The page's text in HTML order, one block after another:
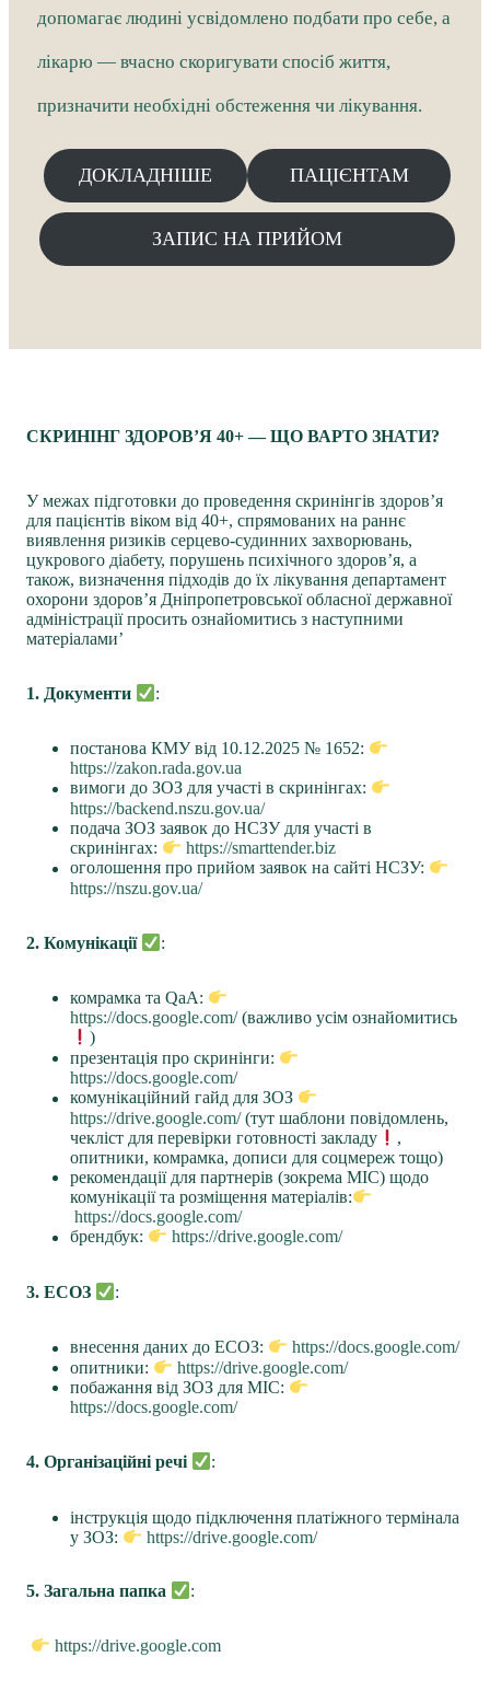
допомагає людині усвідомлено подбати про себе, а
лікарю — вчасно скоригувати спосіб життя,
призначити необхідні обстеження чи лікування.
ДОКЛАДНІШЕ ПАЦІЄНТАМ
ЗАПИС НА ПРИЙОМ
СКРИНІНГ ЗДОРОВ’Я 40+ — ЩО ВАРТО ЗНАТИ?
У межах підготовки до проведення скринінгів здоров’я
для пацієнтів віком від 40+, спрямованих на раннє
виявлення ризиків серцево-судинних захворювань,
цукрового діабету, порушень психічного здоров’я, а
також, визначення підходів до їх лікування департамент
охорони здоров’я Дніпропетровської обласної державної
адміністрації просить ознайомитись з наступними
матеріалами’
1. Документи :
постанова КМУ від 10.12.2025 № 1652:
https://zakon.rada.gov.ua
вимоги до ЗОЗ для участі в скринінгах:
https://backend.nszu.gov.ua/
подача ЗОЗ заявок до НСЗУ для участі в
скринінгах:
https://smarttender.biz
оголошення про прийом заявок на сайті НСЗУ:
https://nszu.gov.ua/
2. Комунікації :
комрамка та QaA:
https://docs.google.com/(важливо усім ознайомитись
)
презентація про скринінги:
https://docs.google.com/
комунікаційний гайд для ЗОЗ
https://drive.google.com/(тут шаблони повідомлень,
чекліст для перевірки готовності закладу
,
опитники, комрамка, дописи для соцмереж тощо)
рекомендації для партнерів (зокрема МІС) щодо
комунікації та розміщення матеріалів:
https://docs.google.com/
брендбук:
https://drive.google.com/
3. ЕСОЗ :
внесення даних до ЕСОЗ:
https://docs.google.com/
опитники:
https://drive.google.com/
побажання від ЗОЗ для МІС:
https://docs.google.com/
4. Організаційні речі :
інструкція щодо підключення платіжного термінала
у ЗОЗ:
https://drive.google.com/
5. Загальна папка :
https://drive.google.com